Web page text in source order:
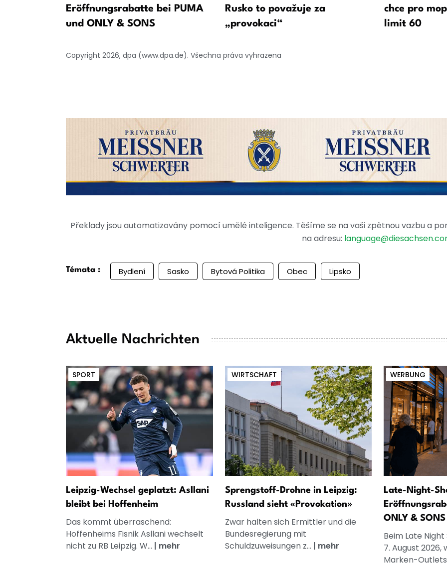
Eröffnungsrabatte bei PUMA
und ONLY & SONS
Rusko to považuje za
„provokaci“
chce pro
limit 60
Copyright 2026, dpa (www.dpa.de). Všechna práva vyhrazena
Překlady jsou automatizovány pomocí umělé inteligence. Těšíme se na vaši zpětnou vazbu a
na adresu:
Témata : Bydlení Sasko Bytová Politika Obec Lipsko
Aktuelle Nachrichten
SPORT
Leipzig-Wechsel geplatzt: Asllani
bleibt bei Hoffenheim
Das kommt überraschend:
Hoffenheims Fisnik Asllani wechselt
nicht zu RB Leipzig. W... | mehr
WIRTSCHAFT
Sprengstoff-Drohne in Leipzig:
Russland sieht «Provokation»
Zwar halten sich Ermittler und die
Bundesregierung mit
Schuldzuweisungen z... | mehr
WERBUNG
Late-Night-
ONLY & SONS
Beim Late
7. August 2026,
Marken-